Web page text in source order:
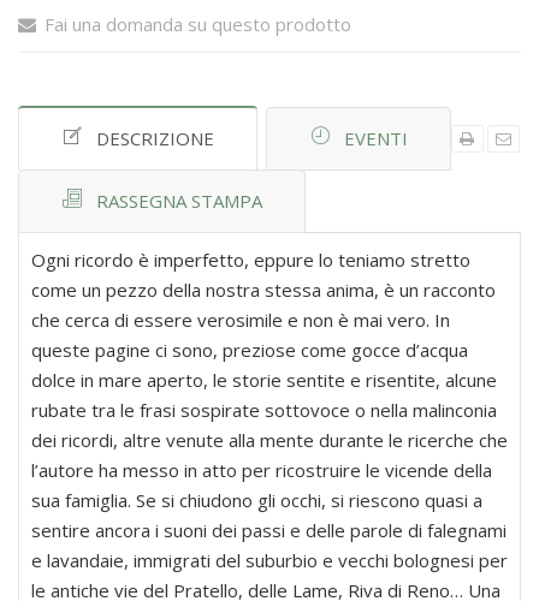
Fai una domanda su questo prodotto
DESCRIZIONE EVENTI
RASSEGNA STAMPA
Ogni ricordo è imperfetto, eppure lo teniamo stretto
come un pezzo della nostra stessa anima, è un racconto
che cerca di essere verosimile e non è mai vero. In
queste pagine ci sono, preziose come gocce d’acqua
dolce in mare aperto, le storie sentite e risentite, alcune
rubate tra le frasi sospirate sottovoce o nella malinconia
dei ricordi, altre venute alla mente durante le ricerche che
l’autore ha messo in atto per ricostruire le vicende della
sua famiglia. Se si chiudono gli occhi, si riescono quasi a
sentire ancora i suoni dei passi e delle parole di falegnami
e lavandaie, immigrati del suburbio e vecchi bolognesi per
le antiche vie del Pratello, delle Lame, Riva di Reno… Una